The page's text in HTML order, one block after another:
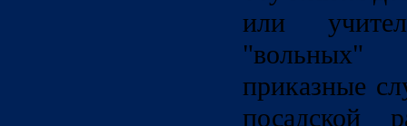
или
приказные
посадской